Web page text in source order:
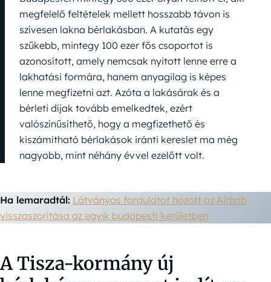
megfelelő feltételek mellett hosszabb távon is
szívesen lakna bérlakásban. A kutatás egy
szűkebb, mintegy 100 ezer fős csoportot is
azonosított, amely nemcsak nyitott lenne erre a
lakhatási formára, hanem anyagilag is képes
lenne megfizetni azt. Azóta a lakásárak és a
bérleti díjak tovább emelkedtek, ezért
valószínűsíthető, hogy a megfizethető és
kiszámítható bérlakások iránti kereslet ma még
nagyobb, mint néhány évvel ezelőtt volt.
Ha lemaradtál: Látványos fordulatot hozott az Airbnb
visszaszorítása az egyik budapesti kerületben
A Tisza-kormány új